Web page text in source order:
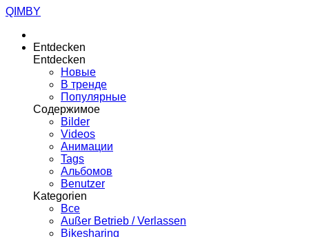
QIMBY
Entdecken
Entdecken
Новые
В тренде
Популярные
Содержимое
Bilder
Videos
Анимации
Tags
Альбомов
Benutzer
Kategorien
Все
Außer Betrieb / Verlassen
Bikesharing